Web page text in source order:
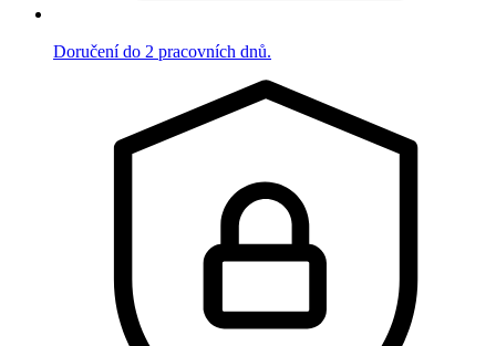
Doručení do 2 pracovních dnů.